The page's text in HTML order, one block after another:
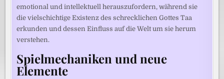
emotional und intellektuell herauszufordern, während sie
die vielschichtige Existenz des schrecklichen Gottes Taa
erkunden und dessen Einfluss auf die Welt um sie herum
verstehen.
Spielmechaniken und neue
Elemente